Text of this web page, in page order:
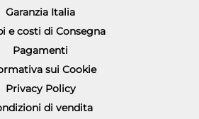
Garanzia Italia
e costi di Consegna
Pagamenti
sui Cookie
Privacy Policy
di vendita